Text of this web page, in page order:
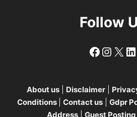
Follow
Follow
Follow
X
About us| Disclaimer|
Conditions
Contact us Gdpr
Address
Guest Posting